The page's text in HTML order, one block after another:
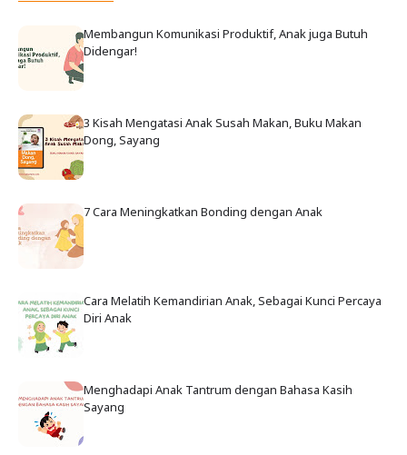
Membangun Komunikasi Produktif, Anak juga Butuh
Didengar!
3 Kisah Mengatasi Anak Susah Makan, Buku Makan
Dong, Sayang
7 Cara Meningkatkan Bonding dengan Anak
Cara Melatih Kemandirian Anak, Sebagai Kunci Percaya
Diri Anak
Menghadapi Anak Tantrum dengan Bahasa Kasih
Sayang